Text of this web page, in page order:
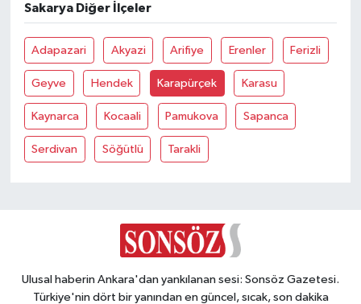
Sakarya Diğer İlçeler
Adapazari Akyazi Arifiye Erenler Ferizli
Geyve Hendek Karapürçek Karasu
Kaynarca Kocaali Pamukova Sapanca
Serdivan Söğütlü Tarakli
Ulusal haberin Ankara'dan yankılanan sesi: Sonsöz Gazetesi.
Türkiye'nin dört bir yanından en güncel, sıcak, son dakika
Sokak Hayvanlarını Sahiplendirme
Sonsöz Özel
Spor
Vasıta